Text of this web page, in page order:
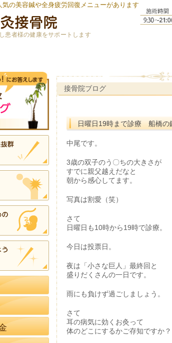
の美容鍼や全身疲労回復メニューがあります
患者様の健康をサポートします
接骨院ブログ
日曜日19時まで診療 船橋
中尾です。
3歳の双子のう〇ちの大きさが
すでに親父越えだなと
朝から感心してます。
写真は割愛（笑）
さて
日曜日も10時から19時で診療。
今日は投票日。
夜は「小さな巨人」最終回と
盛りだくさんの一日です。
雨にも負けず過ごしましょう。
さて
耳の病気に効くお灸って
体のどこにするかご存知ですか？